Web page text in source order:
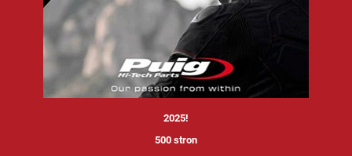
2025!
500 stron